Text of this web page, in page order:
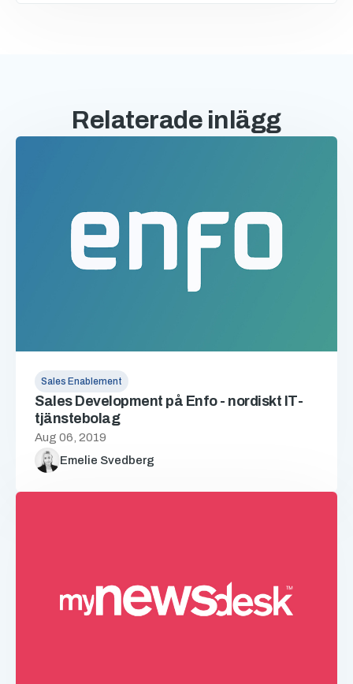
Relaterade inlägg
Sales Enablement
Sales Development på Enfo - nordiskt IT-
tjänstebolag
Aug 06, 2019
Emelie Svedberg